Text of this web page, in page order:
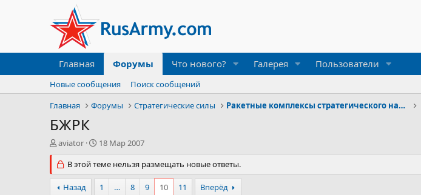
Главная Форумы Что нового? Галерея Пользователи
Новые сообщения
Поиск сообщений
Главная
Форумы Стратегические силы Ракетные комплексы стратегического назначения
БЖРК
А
т
о
р
aviator
Д
т
а
н
18 Мар 2007
В этой теме нельзя размещать новые ответы.
Назад 1 … 8 9 10 11 Вперёд